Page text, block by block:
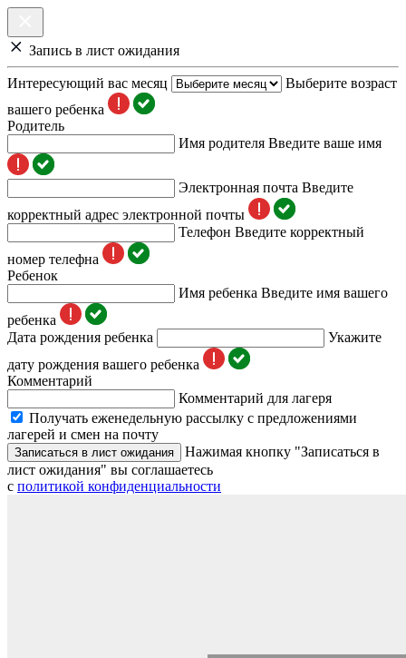
Запись в лист ожидания
Интересующий вас месяц
Выберите возраст
вашего ребенка
Родитель
Имя родителя Введите ваше имя
Электронная почта Введите
корректный адрес электронной почты
Телефон Введите корректный
номер телефна
Ребенок
Имя ребенка Введите имя вашего
ребенка
Дата рождения ребенка
Укажите
дату рождения вашего ребенка
Комментарий
Комментарий для лагеря
Получать еженедельную рассылку с предложениями
лагерей и смен на почту
Записаться в лист ожидания
Нажимая кнопку "Записаться в
лист ожидания" вы соглашаетесь
с политикой конфиденциальности